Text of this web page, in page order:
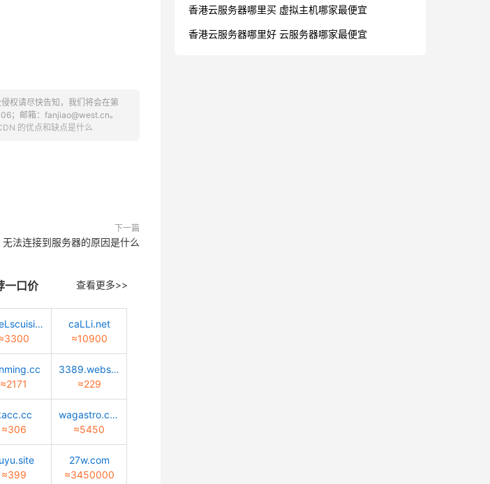
权请尽快告知，我们将会在第
；邮箱：fanjiao@west.cn。
的优点和缺点是什么
下一篇
法连接到服务器的原因是什么
一口价 查看更多>>
jeweLscuisine.com
caLLi.net
≈10900
≈2171
3389.website
≈229
≈306
wagastro.com
≈5450
≈399
27w.com
≈3450000
香港云服务器哪里买 虚拟主机哪家最便宜
香港云服务器哪里好 云服务器哪家最便宜